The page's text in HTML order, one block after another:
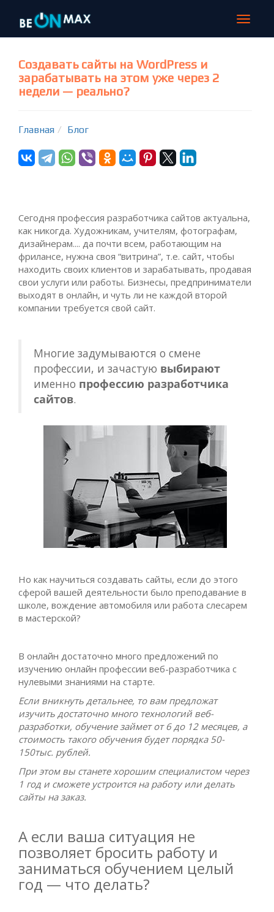
Toggle
Создавать сайты на WordPress и
зарабатывать на этом уже через 2
недели — реально?
Главная Блог
Сегодня профессия разработчика сайтов актуальна,
как никогда. Художникам, учителям, фотографам,
дизайнерам.... да почти всем, работающим на
фрилансе, нужна своя “витрина”, т.е. сайт, чтобы
находить своих клиентов и зарабатывать, продавая
свои услуги или работы. Бизнесы, предприниматели
выходят в онлайн, и чуть ли не каждой второй
компании требуется свой сайт.
Многие задумываются о смене
профессии, и зачастую выбирают
именно профессию разработчика
сайтов.
Но как научиться создавать сайты, если до этого
сферой вашей деятельности было преподавание в
школе, вождение автомобиля или работа слесарем
в мастерской?
В онлайн достаточно много предложений по
изучению онлайн профессии веб-разработчика с
нулевыми знаниями на старте.
Если вникнуть детальнее, то вам предложат
изучить достаточно много технологий веб-
разработки, обучение займет от 6 до 12 месяцев, а
стоимость такого обучения будет порядка 50-
150тыс. рублей.
При этом вы станете хорошим специалистом через
1 год и сможете устроится на работу или делать
сайты на заказ.
А если ваша ситуация не
позволяет бросить работу и
заниматься обучением целый
год — что делать?